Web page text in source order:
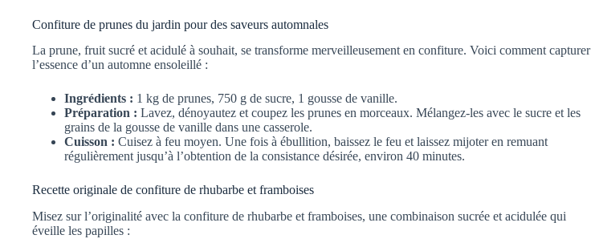
Confiture de prunes du jardin pour des saveurs automnales
La prune, fruit sucré et acidulé à souhait, se transforme merveilleusement en confiture. Voici comment capturer
l’essence d’un automne ensoleillé :
Ingrédients : 1 kg de prunes, 750 g de sucre, 1 gousse de vanille.
Préparation : Lavez, dénoyautez et coupez les prunes en morceaux. Mélangez-les avec le sucre et les
grains de la gousse de vanille dans une casserole.
Cuisson : Cuisez à feu moyen. Une fois à ébullition, baissez le feu et laissez mijoter en remuant
régulièrement jusqu’à l’obtention de la consistance désirée, environ 40 minutes.
Recette originale de confiture de rhubarbe et framboises
Misez sur l’originalité avec la confiture de rhubarbe et framboises, une combinaison sucrée et acidulée qui
éveille les papilles :